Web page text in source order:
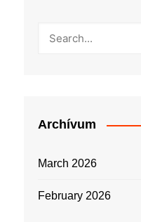
Archívum
March 2026
February 2026